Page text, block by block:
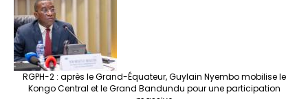
RGPH-2 : après le Grand-Équateur, Guylain Nyembo mobilise le
Kongo Central et le Grand Bandundu pour une participation